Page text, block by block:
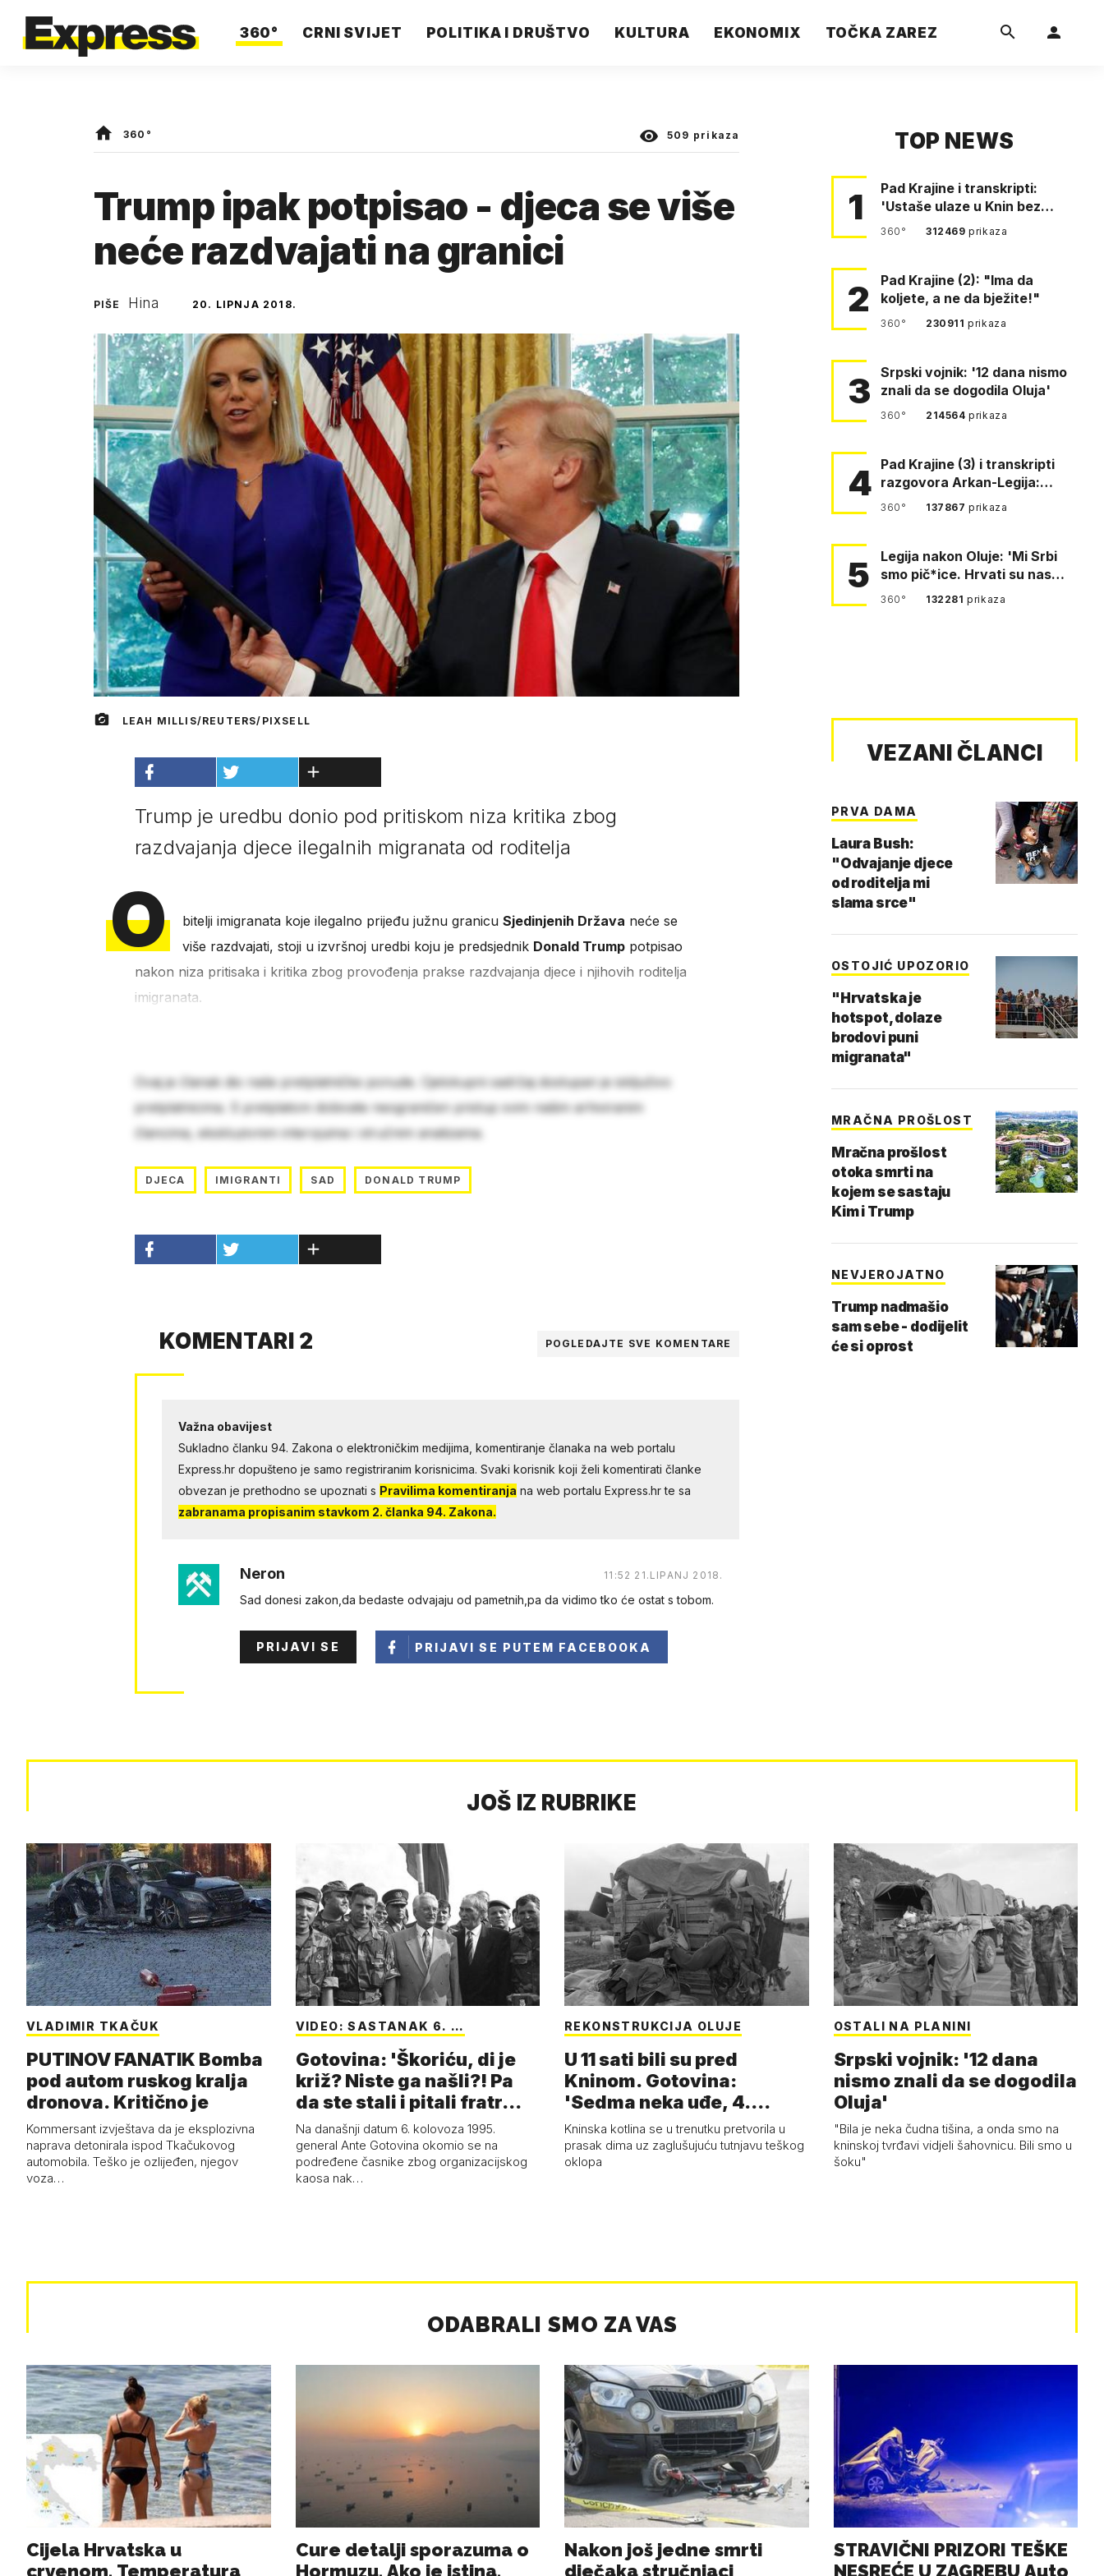
360° CRNI SVIJET POLITIKA I DRUŠTVO KULTURA EKONOMIX TOČKA ZAREZ
360° 509 prikaza
Trump ipak potpisao - djeca se više
neće razdvajati na granici
PIŠE Hina 20. LIPNJA 2018.
LEAH MILLIS/REUTERS/PIXSELL
Trump je uredbu donio pod pritiskom niza kritika zbog
razdvajanja djece ilegalnih migranata od roditelja
O bitelji imigranata koje ilegalno prijeđu južnu granicu Sjedinjenih Država neće se
više razdvajati, stoji u izvršnoj uredbi koju je predsjednik Donald Trumppotpisao
nakon niza pritisaka i kritika zbog provođenja prakse razdvajanja djece i njihovih roditelja
imigranata.
Ovaj je članak dio naše pretplatničke ponude. Cjelokupni sadržaj dostupan je isključivo
pretplatnicima. S pretplatom dobivate neograničen pristup svim našim arhiviranim
člancima, ekskluzivnim intervjuima i stručnim analizama.
DJECA IMIGRANTI SAD DONALD TRUMP
KOMENTARI 2 POGLEDAJTE SVE KOMENTARE
Važna obavijest
Sukladno članku 94. Zakona o elektroničkim medijima, komentiranje članaka na web portalu
Express.hr dopušteno je samo registriranim korisnicima. Svaki korisnik koji želi komentirati članke
obvezan je prethodno se upoznati s Pravilima komentiranja na web portalu Express.hr te sa
zabranama propisanim stavkom 2. članka 94. Zakona.
Neron 11:52 21.LIPANJ 2018.
Sad donesi zakon,da bedaste odvajaju od pametnih,pa da vidimo tko će ostat s tobom.
PRIJAVI SE PRIJAVI SE PUTEM FACEBOOKA
TOP NEWS
1
Pad Krajine i transkripti:
'Ustaše ulaze u Knin bez
borbe. Mile, ovo je bežanij…
360° 312469prikaza
2
Pad Krajine (2): "Ima da
koljete, a ne da bježite!"
360° 230911prikaza
3
Srpski vojnik: '12 dana nismo
znali da se dogodila Oluja'
360° 214564prikaza
4 Pad Krajine (3) i transkripti
razgovora Arkan-Legija:
'Čujem, prelazite ustašam…
360° 137867prikaza
5
Legija nakon Oluje: 'Mi Srbi
smo pič*ice. Hrvati su nas
pomeli!'
360° 132281prikaza
VEZANI ČLANCI
PRVA DAMA
Laura Bush:
"Odvajanje djece
od roditelja mi
slama srce"
OSTOJIĆ UPOZORIO
"Hrvatska je
hotspot, dolaze
brodovi puni
migranata"
MRAČNA PROŠLOST
Mračna prošlost
otoka smrti na
kojem se sastaju
Kim i Trump
NEVJEROJATNO
Trump nadmašio
sam sebe - dodijelit
će si oprost
JOŠ IZ RUBRIKE
VLADIMIR TKAČUK
PUTINOV FANATIK Bomba
pod autom ruskog kralja
dronova. Kritično je
Kommersant izvještava da je eksplozivna
naprava detonirala ispod Tkačukovog
automobila. Teško je ozlijeđen, njegov
voza…
VIDEO: SASTANAK 6. …
Gotovina: 'Škoriću, di je
križ? Niste ga našli?! Pa
da ste stali i pitali fratr…
Na današnji datum 6. kolovoza 1995.
general Ante Gotovina okomio se na
podređene časnike zbog organizacijskog
kaosa nak…
REKONSTRUKCIJA OLUJE
U 11 sati bili su pred
Kninom. Gotovina:
'Sedma neka uđe, 4.
gardijska neka g…
Kninska kotlina se u trenutku pretvorila u
prasak dima uz zaglušujuću tutnjavu teškog
oklopa
OSTALI NA PLANINI
Srpski vojnik: '12 dana
nismo znali da se dogodila
Oluja'
"Bila je neka čudna tišina, a onda smo na
kninskoj tvrđavi vidjeli šahovnicu. Bili smo u
šoku"